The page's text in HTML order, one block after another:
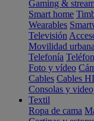
Gaming &
Smart home
Wearables
Televisión
Movilidad urbana
Telefonía
Foto y vídeo
Cables Cables
Consolas y
Textil
Ropa de cama